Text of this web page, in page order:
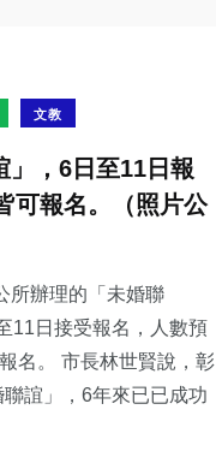
文教
」，6日至11日報
可報名。（照片公
所辦理的「未婚聯
11日接受報名，人數預
名。 市長林世賢說，彰
誼」，6年來已已成功